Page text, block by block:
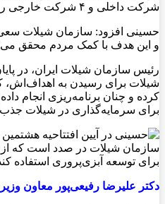
شرکت داخلی و ۴ شرکت خارجی را در یک‌جا جمع کرده است.
حسینی افزود: سازمان شیلات
و این هدف با کمک مردم محقق
رئیس سازمان شیلات ایران، در
برای سرمایه‌گذاری در شیلات جذب
دکتر عليرضا رفیعی‌پور معاون